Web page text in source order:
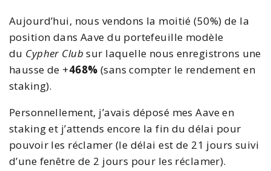
Aujourd’hui, nous vendons la moitié (50%) de la
position dans Aave du portefeuille modèle
du Cypher Club sur laquelle nous enregistrons une
hausse de +468% (sans compter le rendement en
staking).
Personnellement, j’avais déposé mes Aave en
staking et j’attends encore la fin du délai pour
pouvoir les réclamer (le délai est de 21 jours suivi
d’une fenêtre de 2 jours pour les réclamer).